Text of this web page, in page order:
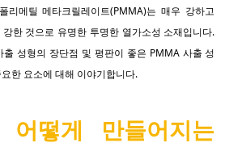
리메틸 메타크릴레이트(PMMA)는 매우 강하고
한 것으로 유명한 투명한 열가소성 소재입니다.
출 성형의 장단점 및 평판이 좋은 PMMA 사출 성
한 요소에 대해 이야기합니다.
어떻게 만들어지는